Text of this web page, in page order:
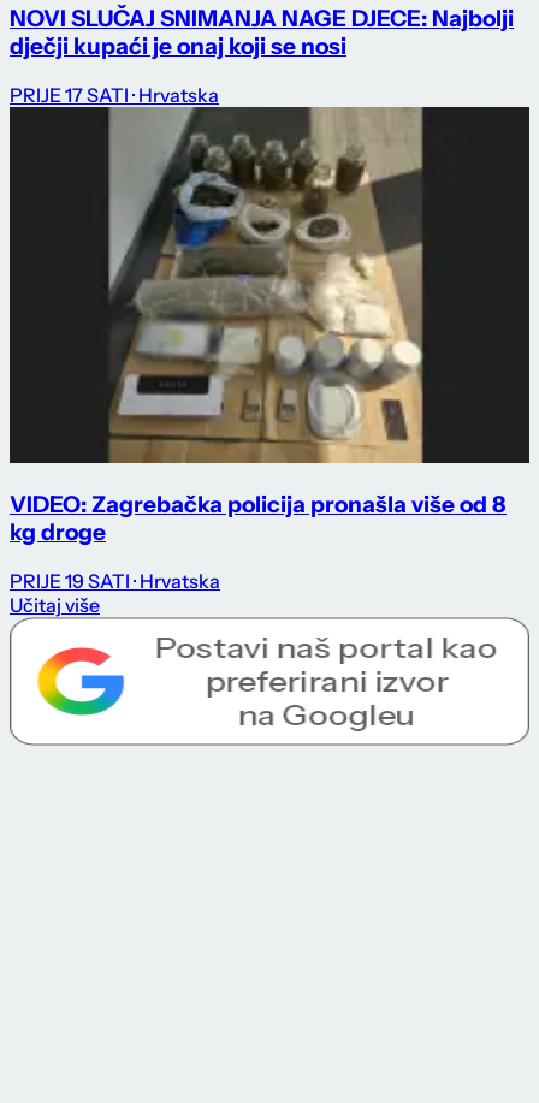
NOVI SLUČAJ SNIMANJA NAGE DJECE: Najbolji
dječji kupaći je onaj koji se nosi
PRIJE 17 SATI · Hrvatska
VIDEO: Zagrebačka policija pronašla više od 8
kg droge
PRIJE 19 SATI · Hrvatska
Učitaj više